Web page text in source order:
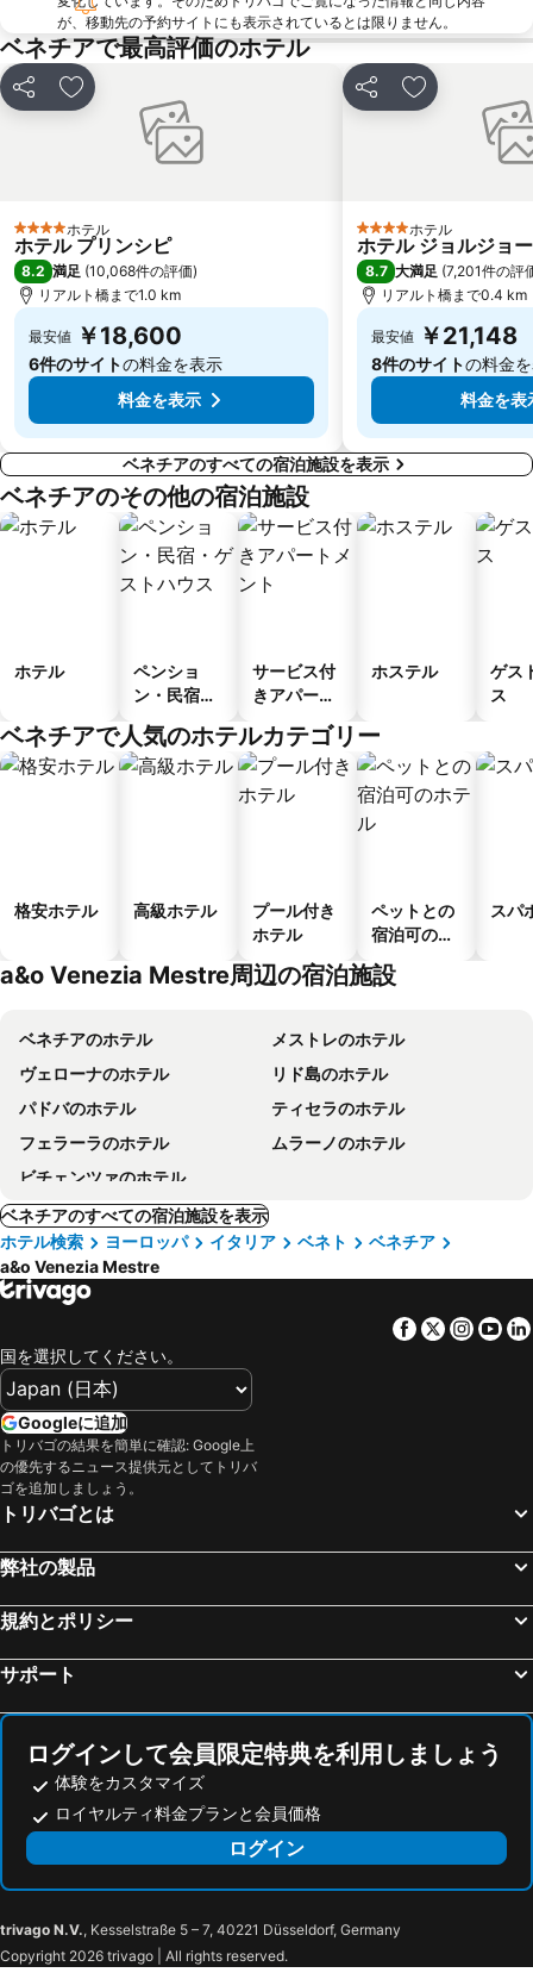
Burano
Laguna Veneta
Duomo
Abano Terme Theater
Porto Santa Margherita
Santa Croce
Il Genio di Leonardo da Vinci Museo
Arsenale di Venezia
Padua "Gino Allegri" Airport
Centro storico
Duna Verde
が、移動先の予約サイトにも表示されているとは限りません。
ベネチアで最高評価のホテル
シェア お気に入りに追加
4 ホテルのランク
ホテル
ホテル プリンシピ
8.2 満足 (10,068件の評価)
リアルト橋まで1.0 km
最安値 ￥18,600
6件のサイトの料金を表示
料金を表示
シェア お気に入りに
4 ホテルのランク
ホテル
ホテル ジョルジョ
8.7 大満足 (7,201件の評
リアルト橋まで0.4 km
最安値 ￥21,148
8件のサイトの料金
料金を表
ベネチアのすべての宿泊施設を表示
ベネチアのその他の宿泊施設
ホテル
ペンショ
ン・民宿・
ス
サービス付
きアパート
ホステル
ゲス
ス
ベネチアで人気のホテルカテゴリー
格安ホテル 高級ホテル
プール付き
ホテル
ペットとの
宿泊可のホ
テル
スパ
a&o Venezia Mestre周辺の宿泊施設
ベネチアのホテル
メストレのホテル
ヴェローナのホテル
リド島のホテル
パドバのホテル
ティセラのホテル
フェラーラのホテル
ムラーノのホテル
ビチェンツァのホテル
ベネチアのすべての宿泊施設を表示
ホテル検索
ヨーロッパ イタリア ベネト
ベネチア
a&o Venezia Mestre
Facebook
Twitter
国を選択してください。
Googleに追加
トリバゴの結果を簡単に確認: Google上
の優先するニュース提供元としてトリバ
ゴを追加しましょう。
トリバゴとは
弊社の製品
規約とポリシー
サポート
ログインして会員限定特典を利用しましょう
体験をカスタマイズ
ロイヤルティ料金プランと会員価格
ログイン
trivago N.V., Kesselstraße 5 – 7, 40221 Düsseldorf, Germany
Copyright 2026 trivago | All rights reserved.